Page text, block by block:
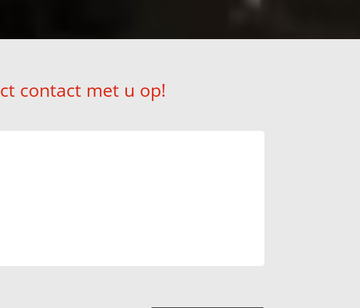
contact met u op!